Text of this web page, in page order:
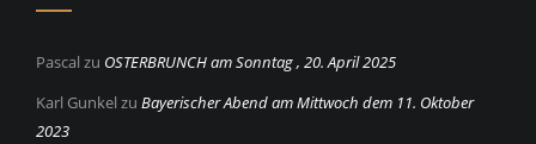
Pascal zu OSTERBRUNCH am Sonntag , 20. April 2025
Karl Gunkel zu Bayerischer Abend am Mittwoch dem 11. Oktober
2023